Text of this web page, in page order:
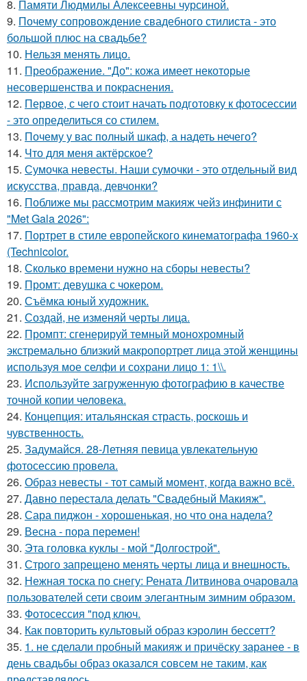
8. Памяти Людмилы Алексеевны чурсиной.
9. Почему сопровождение свадебного стилиста - это
большой плюс на свадьбе?
10. Нельзя менять лицо.
11. Преображение. "До": кожа имеет некоторые
несовершенства и покраснения.
12. Первое, с чего стоит начать подготовку к фотосессии
- это определиться со стилем.
13. Почему у вас полный шкаф, а надеть нечего?
14. Что для меня актёрское?
15. Сумочка невесты. Наши сумочки - это отдельный вид
искусства, правда, девчонки?
16. Поближе мы рассмотрим макияж чейз инфинити с
"Met Gala 2026":
17. Портрет в стиле европейского кинематографа 1960-х
(Technicolor.
18. Сколько времени нужно на сборы невесты?
19. Промт: девушка с чокером.
20. Съёмка юный художник.
21. Создай, не изменяй черты лица.
22. Промпт: сгенерируй темный монохромный
экстремально близкий макропортрет лица этой женщины
используя мое селфи и сохрани лицо 1: 1\\.
23. Используйте загруженную фотографию в качестве
точной копии человека.
24. Концепция: итальянская страсть, роскошь и
чувственность.
25. Задумайся. 28-Летняя певица увлекательную
фотосессию провела.
26. Образ невесты - тот самый момент, когда важно всё.
27. Давно перестала делать "Свадебный Макияж".
28. Сара пиджон - хорошенькая, но что она надела?
29. Весна - пора перемен!
30. Эта головка куклы - мой "Долгострой".
31. Строго запрещено менять черты лица и внешность.
32. Нежная тоска по снегу: Рената Литвинова очаровала
пользователей сети своим элегантным зимним образом.
33. Фотосессия "под ключ.
34. Как повторить культовый образ кэролин бессетт?
35. 1. не сделали пробный макияж и причёску заранее - в
день свадьбы образ оказался совсем не таким, как